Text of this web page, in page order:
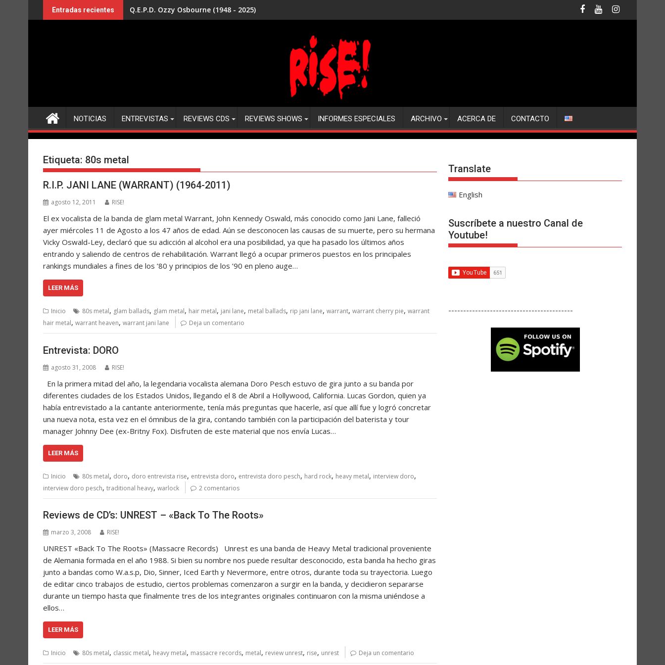
al
Entradas recientes Q.E.P.D. Ozzy Osbourne (1948 - 2025)
NOTICIAS ENTREVISTAS REVIEWS CDS REVIEWS SHOWS INFORMES ESPECIALES ARCHIVO ACERCA DE CONTACTO
Etiqueta: 80s metal
R.I.P. JANI LANE (WARRANT) (1964-2011)
agosto 12, 2011 RISE!
El ex vocalista de la banda de glam metal Warrant, John Kennedy Oswald, más conocido como Jani Lane, falleció
ayer miércoles 11 de Agosto a los 47 años de edad. Aún se desconocen las causas de su muerte, pero su hermana
Vicky Oswald-Ley, declaró que su adicción al alcohol era una posibilidad, ya que ha pasado los últimos años
entrando y saliendo de centros de rehabilitación. Warrant llegó a ocupar primeros puestos en los principales
rankings mundiales a fines de los ’80 y principios de los ’90 en pleno auge…
LEER MÁS
Inicio 80s metal, glam ballads, glam metal, hair metal, jani lane, metal ballads, rip jani lane, warrant, warrant cherry pie, warrant
hair metal, warrant heaven, warrant jani lane Deja un comentario
Entrevista: DORO
agosto 31, 2008 RISE!
En la primera mitad del año, la legendaria vocalista alemana Doro Pesch estuvo de gira junto a su banda por
diferentes ciudades de los Estados Unidos, llegando el 8 de Abril a Hollywood, California. Lucas Gordon, quien ya
había entrevistado a la cantante anteriormente, tenía más preguntas que hacerle, así que allí fue y logró concretar
una nueva nota, esta vez en el ómnibus de la gira, contando también con la participación del baterista y tour
manager Johnny Dee (ex-Britny Fox). Disfruten de este material que nos envía Lucas…
LEER MÁS
Inicio 80s metal, doro, doro entrevista rise, entrevista doro, entrevista doro pesch, hard rock, heavy metal, interview doro,
interview doro pesch, traditional heavy, warlock 2 comentarios
Reviews de CD’s: UNREST – «Back To The Roots»
marzo 3, 2008 RISE!
UNREST «Back To The Roots» (Massacre Records) Unrest es una banda de Heavy Metal tradicional proveniente
de Alemania formada en el año 1988. Si bien su nombre nos puede resultar desconocido, esta banda ha hecho giras
junto a bandas como W.a.s.p, Dio, Sinner, Iced Earth y Nevermore, entre otros, durante toda su trayectoria. Luego
de editar cinco trabajos de estudio, ciertos problemas comenzaron a surgir en la banda, y decidieron separarse
durante un tiempo hasta que finalmente tres de los integrantes originales continuaron con la misma uniéndose a
ellos…
LEER MÁS
Inicio 80s metal, classic metal, heavy metal, massacre records, metal, review unrest, rise, unrest Deja un comentario
Translate
English
Suscríbete a nuestro Canal de
Youtube!
------------------------------------------